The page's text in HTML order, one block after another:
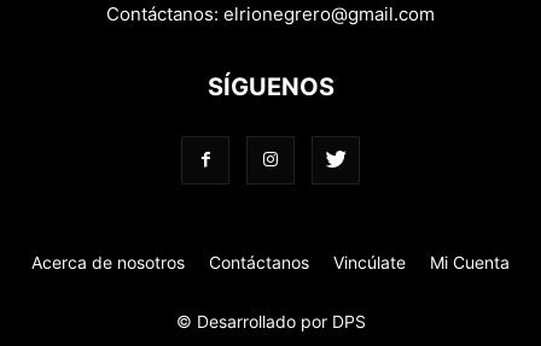
Contáctanos: elrionegrero@gmail.com
SÍGUENOS
Acerca de nosotros Contáctanos Vincúlate Mi Cuenta
© Desarrollado por DPS